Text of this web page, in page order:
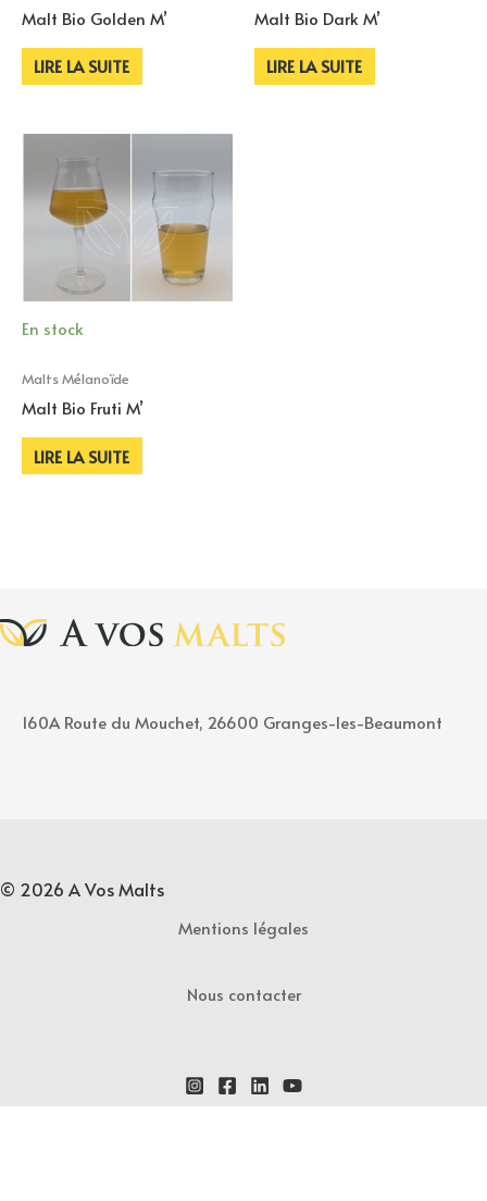
Malt Bio Golden M’
LIRE LA SUITE
Malt Bio Dark M’
LIRE LA SUITE
En stock
Malts Mélanoïde
Malt Bio Fruti M’
LIRE LA SUITE
160ARoute du Mouchet, 26600 Granges-les-Beaumont
© 2026 A Vos Malts
Mentions légales
Nous contacter